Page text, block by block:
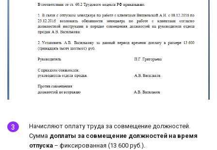
Начисляют оплату труда за совмещение должностей.
Сумма доплаты за совмещение должностей на время
отпуска – фиксированная (13 600 руб.).